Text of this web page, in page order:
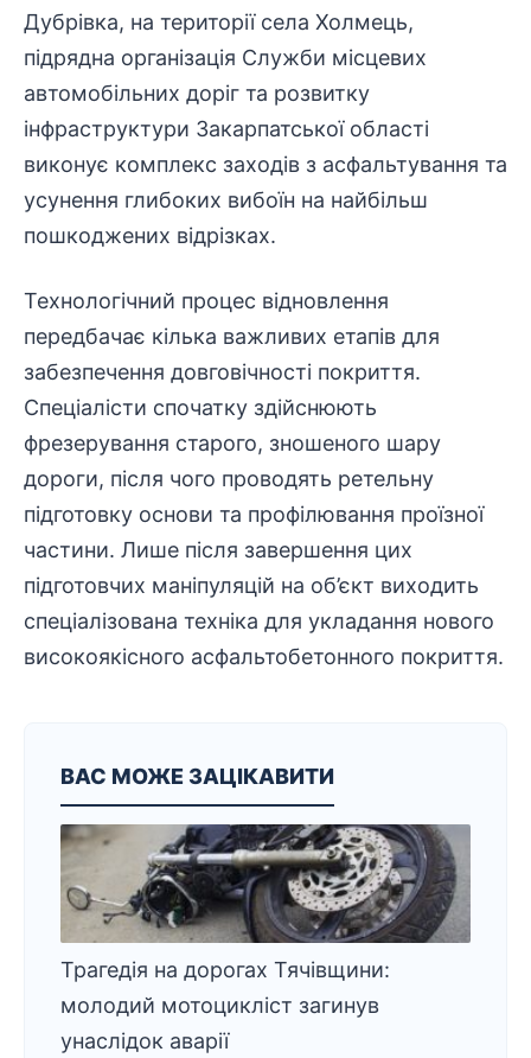
Дубрівка, на території села Холмець,
підрядна організація Служби місцевих
автомобільних доріг та розвитку
інфраструктури Закарпатської області
виконує комплекс заходів з асфальтування та
усунення глибоких вибоїн на найбільш
пошкоджених відрізках.
Технологічний процес відновлення
передбачає кілька важливих етапів для
забезпечення довговічності покриття.
Спеціалісти спочатку здійснюють
фрезерування старого, зношеного шару
дороги, після чого проводять ретельну
підготовку основи та профілювання проїзної
частини. Лише після завершення цих
підготовчих маніпуляцій на об’єкт виходить
спеціалізована техніка для укладання нового
високоякісного асфальтобетонного покриття.
ВАС МОЖЕ ЗАЦІКАВИТИ
Трагедія на дорогах Тячівщини:
молодий мотоцикліст загинув
унаслідок аварії